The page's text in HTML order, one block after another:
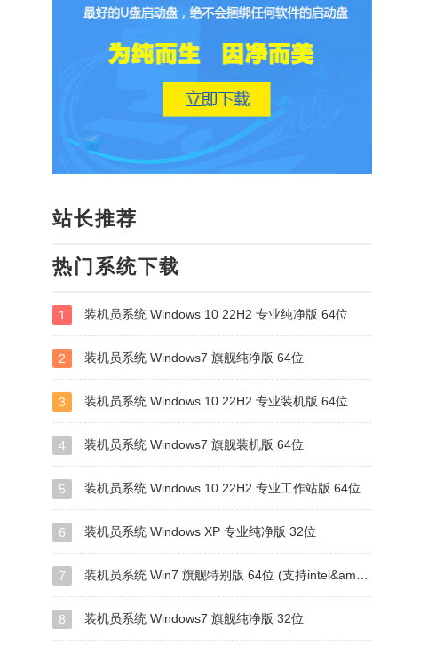
站长推荐
热门系统下载
1 装机员系统 Windows 10 22H2 专业纯净版 64位
2 装机员系统 Windows7 旗舰纯净版 64位
3 装机员系统 Windows 10 22H2 专业装机版 64位
4 装机员系统 Windows7 旗舰装机版 64位
5 装机员系统 Windows 10 22H2 专业工作站版 64位
6 装机员系统 Windows XP 专业纯净版 32位
7 装机员系统 Win7 旗舰特别版 64位 (支持intel&amd最新硬件)
8 装机员系统 Windows7 旗舰纯净版 32位